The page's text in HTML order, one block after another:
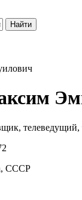
Найти
СССР